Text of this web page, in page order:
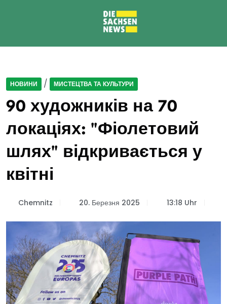
НОВИНИ / МИСТЕЦТВА ТА КУЛЬТУРИ
90 художників на 70
локаціях: "Фіолетовий
шлях" відкривається у
квітні
Chemnitz 20. Березня 2025 13:18 Uhr